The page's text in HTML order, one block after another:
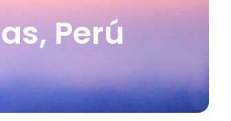
Perú